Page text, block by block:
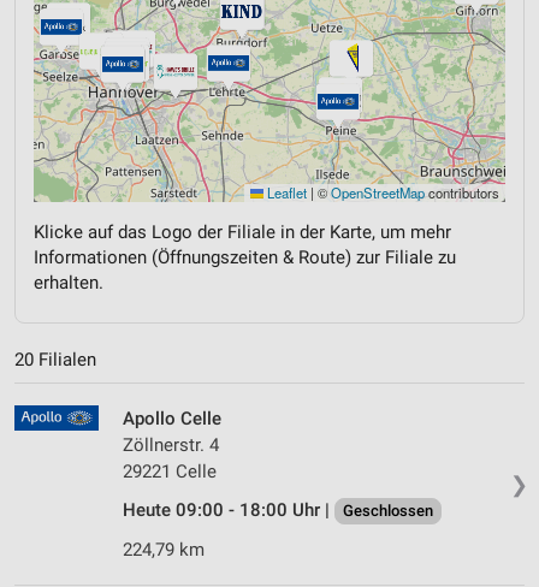
Leaflet | ©OpenStreetMapcontributors
Klicke auf das Logo der Filiale in der Karte, um mehr
Informationen (Öffnungszeiten & Route) zur Filiale zu
erhalten.
20 Filialen
❯
Apollo Celle
Zöllnerstr. 4
29221 Celle
Heute 09:00 - 18:00 Uhr |
Geschlossen
224,79 km